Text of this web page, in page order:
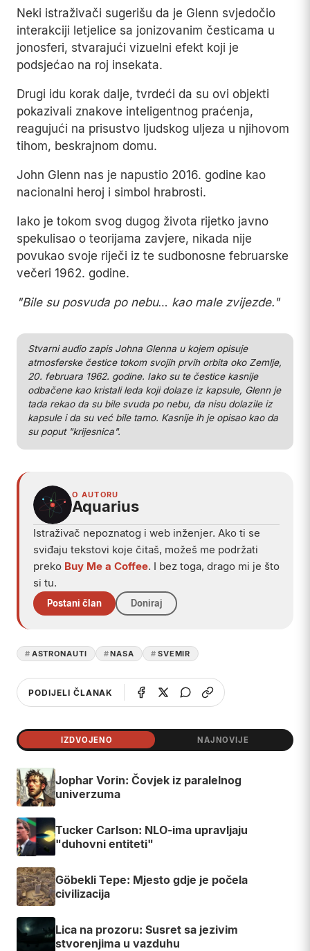
Neki istraživači sugerišu da je Glenn svjedočio
interakciji letjelice sa jonizovanim česticama u
jonosferi, stvarajući vizuelni efekt koji je
podsjećao na roj insekata.
Drugi idu korak dalje, tvrdeći da su ovi objekti
pokazivali znakove inteligentnog praćenja,
reagujući na prisustvo ljudskog uljeza u njihovom
tihom, beskrajnom domu.
John Glenn nas je napustio 2016. godine kao
nacionalni heroj i simbol hrabrosti.
Iako je tokom svog dugog života rijetko javno
spekulisao o teorijama zavjere, nikada nije
povukao svoje riječi iz te sudbonosne februarske
večeri 1962. godine.
"Bile su posvuda po nebu… kao male zvijezde."
Stvarni audio zapis Johna Glenna u kojem opisuje
atmosferske čestice tokom svojih prvih orbita oko Zemlje,
20. februara 1962. godine. Iako su te čestice kasnije
odbačene kao kristali leda koji dolaze iz kapsule, Glenn je
tada rekao da su bile svuda po nebu, da nisu dolazile iz
kapsule i da su već bile tamo. Kasnije ih je opisao kao da
su poput "krijesnica".
O AUTORU
Aquarius
Istraživač nepoznatog i web inženjer. Ako ti se
sviđaju tekstovi koje čitaš, možeš me podržati
preko Buy Me a Coffee. I bez toga, drago mi je što
si tu.
Postani član Doniraj
ASTRONAUTI NASA SVEMIR
PODIJELI ČLANAK
IZDVOJENO NAJNOVIJE
Jophar Vorin: Čovjek iz paralelnog
univerzuma
Tucker Carlson: NLO-ima upravljaju
"duhovni entiteti"
Göbekli Tepe: Mjesto gdje je počela
civilizacija
Lica na prozoru: Susret sa jezivim
stvorenjima u vazduhu